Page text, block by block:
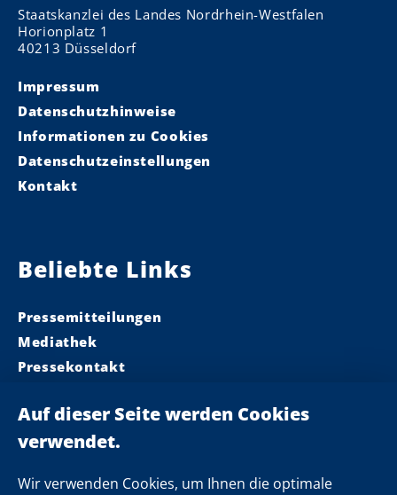
Wir verwenden Cookies, um Ihnen die optimale
Staatskanzlei des Landes Nordrhein-Westfalen
Horionplatz 1
40213 Düsseldorf
Impressum
Datenschutzhinweise
Informationen zu Cookies
Datenschutzeinstellungen
Kontakt
Beliebte Links
Pressemitteilungen
Mediathek
Pressekontakt
Landeskabinett
Einsamkeit